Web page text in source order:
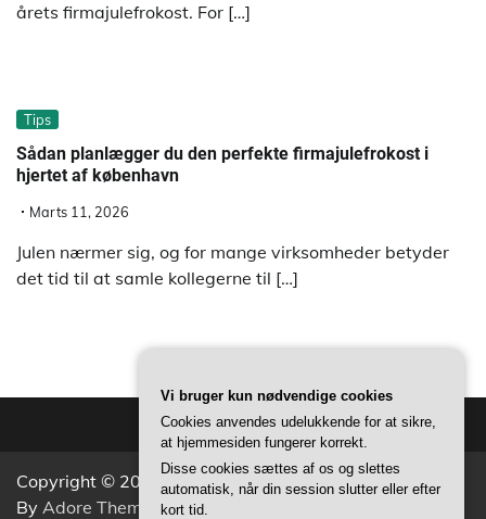
årets firmajulefrokost. For […]
Tips
Sådan planlægger du den perfekte firmajulefrokost i
hjertet af københavn
Marts 11, 2026
Julen nærmer sig, og for mange virksomheder betyder
det tid til at samle kollegerne til […]
Copyright © 2026Aktivitets NytTheme: Popular News
By Adore Themes .
Vi bruger kun nødvendige cookies
Cookies anvendes udelukkende for at sikre,
at hjemmesiden fungerer korrekt.
Disse cookies sættes af os og slettes
automatisk, når din session slutter eller efter
kort tid.